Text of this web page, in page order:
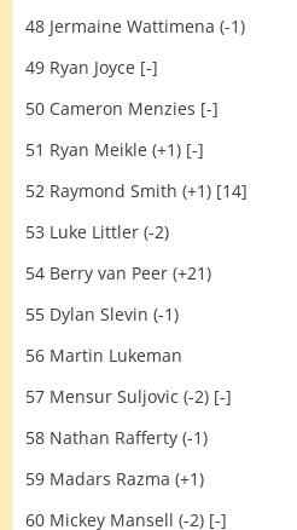
48 Jermaine Wattimena (-1)
49 Ryan Joyce [-]
50 Cameron Menzies [-]
51 Ryan Meikle (+1) [-]
52 Raymond Smith (+1) [14]
53 Luke Littler (-2)
54 Berry van Peer (+21)
55 Dylan Slevin (-1)
56 Martin Lukeman
57 Mensur Suljovic (-2) [-]
58 Nathan Rafferty (-1)
59 Madars Razma (+1)
60 Mickey Mansell (-2) [-]